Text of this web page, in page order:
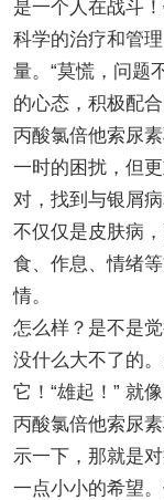
是一个人在战斗
科学的治疗和管
量。“莫慌，问题
的心态，积极配
丙酸氯倍他索尿
一时的困扰，但
对，找到与银屑
不仅仅是皮肤病
食、作息、情绪
情。
怎么样？是不是
没什么大不了的
它！“雄起！” 就
丙酸氯倍他索尿
示一下，那就是
一点小小的希望